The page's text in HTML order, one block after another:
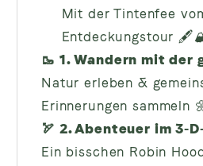
Mit der Tintenfee
Entdeckungstour
🥾 1. Wandern mit der
Natur erleben &
Erinnerungen sammeln
🏹 2. Abenteuer im 3-
Ein bisschen Robin